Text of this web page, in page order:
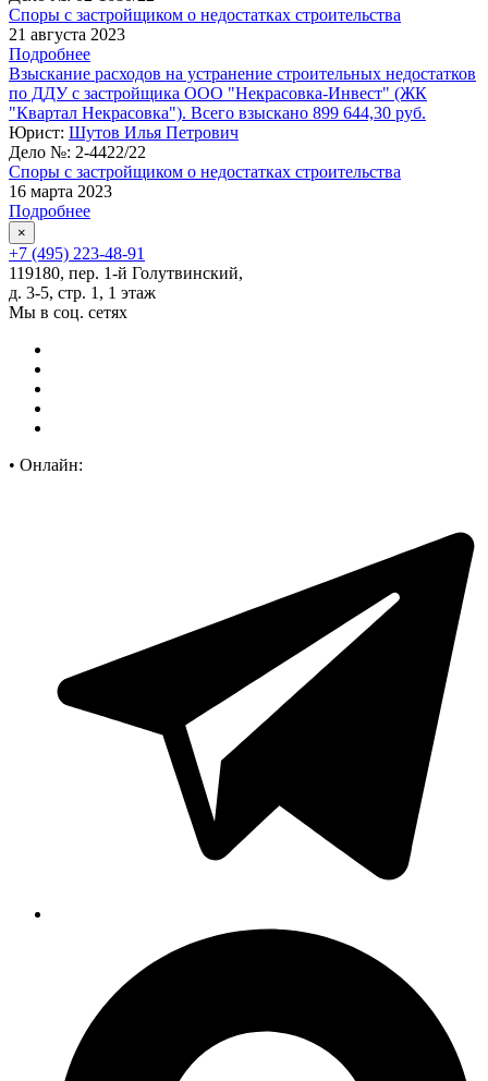
Споры с застройщиком о недостатках строительства
21 августа 2023
Подробнее
Взыскание расходов на устранение строительных недостатков
по ДДУ с застройщика ООО "Некрасовка-Инвест" (ЖК
"Квартал Некрасовка"). Всего взыскано 899 644,30 руб.
Юрист: Шутов Илья Петрович
Дело №: 2-4422/22
Споры с застройщиком о недостатках строительства
16 марта 2023
Подробнее
×
+7 (495) 223-48-91
119180, пер. 1-й Голутвинский,
д. 3-5, стр. 1, 1 этаж
Мы в соц. сетях
• Онлайн: